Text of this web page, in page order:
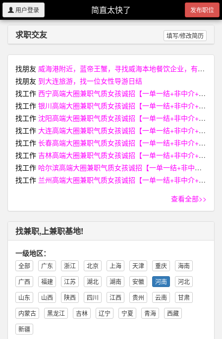
简直太快了
用户登录 发布职位
求职交友 填写/修改简历
找朋友 威海港附近，蓝帝王蟹，寻找威海本地餐饮企业，有活性稍弱价格较低的蟹，欢迎联系
找朋友 到大连旅游，找一位女性导游日结
找工作 西宁高端大圈兼职气质女孩诚招【一单一结+非中介+无费用】【I34-3394-668O薇 電同号】
找工作 银川高端大圈兼职气质女孩诚招【一单一结+非中介+无费用】【I34-3394-668O薇 電同号】
找工作 沈阳高端大圈兼职气质女孩诚招【一单一结+非中介+无费用】【I34-3394-668O薇 電同号】
找工作 大连高端大圈兼职气质女孩诚招【一单一结+非中介+无费用】【I34-3394-668O薇 電同号】
找工作 长春高端大圈兼职气质女孩诚招【一单一结+非中介+无费用】【I34-3394-668O薇 電同号】
找工作 吉林高端大圈兼职气质女孩诚招【一单一结+非中介+无费用】【I34-3394-668O薇 電同号】
找工作 哈尔滨高端大圈兼职气质女孩诚招【一单一结+非中介+无费用】【I34-3394-668O薇 電同号】
找工作 兰州高端大圈兼职气质女孩诚招【一单一结+非中介+无费用】【I34-3394-668O薇 電同号】
查看全部>>
找兼职,上兼职基地!
一级地区：
全部 广东 浙江 北京 上海 天津 重庆
海南
广西
福建 江苏 湖北 湖南 安徽 河南
河北
山东
山西 陕西 四川 江西 贵州 云南
甘肃
内蒙古
黑龙江 吉林 辽宁 宁夏 青海
西藏
新疆